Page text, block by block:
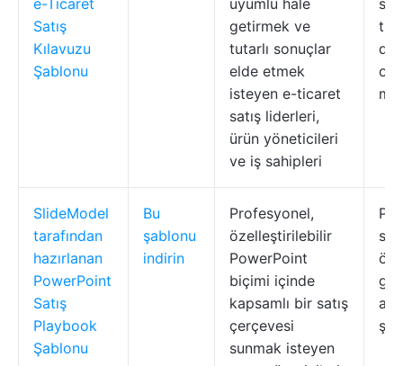
e-Ticaret
Satış
Kılavuzu
Şablonu
uyumlu hale
getirmek ve
tutarlı sonuçlar
elde etmek
isteyen e-ticaret
satış liderleri,
ürün yöneticileri
ve iş sahipleri
SlideModel
tarafından
hazırlanan
PowerPoint
Satış
Playbook
Şablonu
Bu
şablonu
indirin
Profesyonel,
özelleştirilebilir
PowerPoint
biçimi içinde
kapsamlı bir satış
çerçevesi
sunmak isteyen